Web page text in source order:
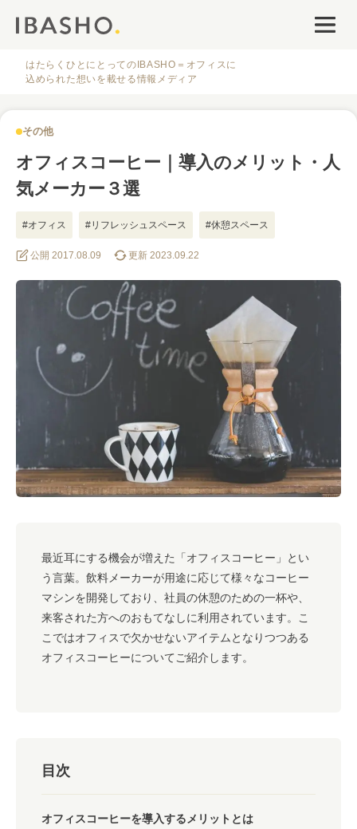
ファシリティナレッジ
人気のタグ
#インタビュー #ファシリティ #デザイン
#働き方 #レイアウト #オフィス移転 #その他
#キャリア #ノウハウ #内装 #おしゃれオフィス #メリット
#こだわりオフィス #コスト #コミュニケーション
#ブランディング
はたらくひとにとってのIBASHO＝オフィスに
込められた想いを載せる情報メディア
その他
オフィスコーヒー｜導入のメリット・人
気メーカー３選
#オフィス #リフレッシュスペース #休憩スペース
公開 2017.08.09 更新 2023.09.22
最近耳にする機会が増えた「オフィスコーヒー」とい
う言葉。飲料メーカーが用途に応じて様々なコーヒー
マシンを開発しており、社員の休憩のための一杯や、
来客された方へのおもてなしに利用されています。こ
こではオフィスで欠かせないアイテムとなりつつある
オフィスコーヒーについてご紹介します。
目次
オフィスコーヒーを導入するメリットとは